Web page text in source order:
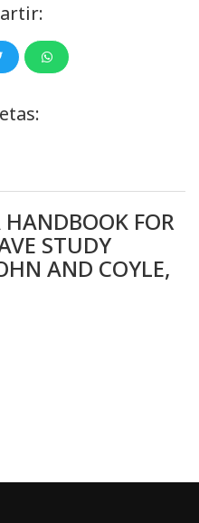
FOR
STUDY
AND COYLE,